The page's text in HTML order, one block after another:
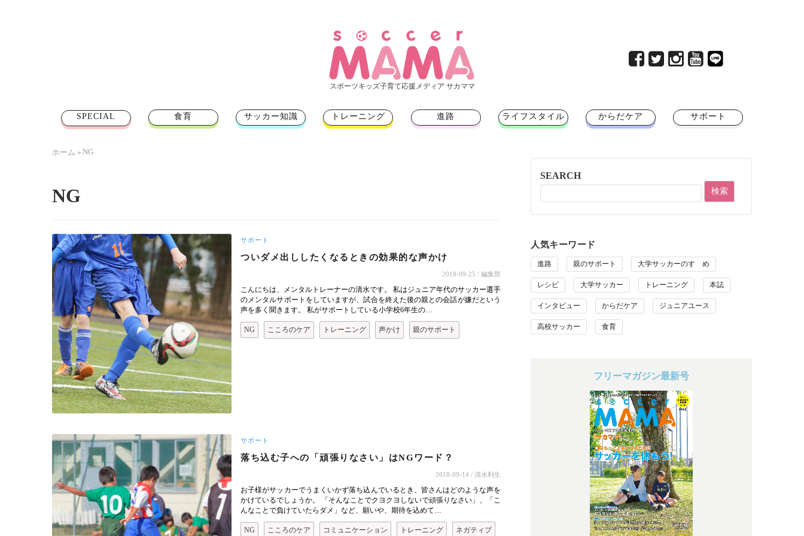
スポーツキッズ子育て応援メディア サカママ
SPECIAL 食育 サッカー知識 トレーニング 進路 ライフスタイル からだケア サポート
ホーム » NG
NG
サポート
ついダメ出ししたくなるときの効果的な声かけ
2018-09-25 / 編集部
こんにちは、メンタルトレーナーの清水です。 私はジュニア年代のサッカー選手
のメンタルサポートをしていますが、試合を終えた後の親との会話が嫌だという
声を多く聞きます。 私がサポートしている小学校6年生の…
NG こころのケア トレーニング 声かけ 親のサポート
サポート
落ち込む子への「頑張りなさい」はNGワード？
2018-09-14 / 清水利生
お子様がサッカーでうまくいかず落ち込んでいるとき、皆さんはどのような声を
かけているでしょうか。 「そんなことでクヨクヨしないで頑張りなさい」、「こ
んなことで負けていたらダメ」など、願いや、期待を込めて…
NG こころのケア コミュニケーション トレーニング ネガティブ
SEARCH
人気キーワード
進路 親のサポート 大学サッカーのすゝめ
レシピ 大学サッカー トレーニング 本誌
インタビュー からだケア ジュニアユース
高校サッカー 食育
フリーマガジン最新号